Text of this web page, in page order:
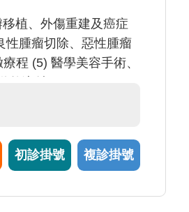
植、外傷重建及癌症
性腫瘤切除、惡性腫瘤
程 (5) 醫學美容手術、
初診掛號 複診掛號